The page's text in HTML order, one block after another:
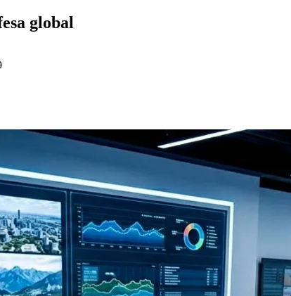
dos AltosJardim dos CamargosJardim EsperançaJardim
Jardim ReginaliceJardim São LuísJardim São Pedro
Luzia Pirapora do Bom JesusRecanto Phrynéa
PortoVotupoca
global